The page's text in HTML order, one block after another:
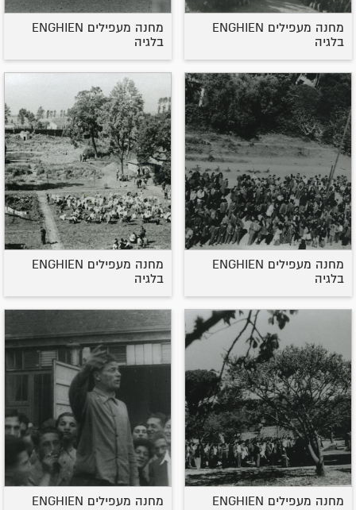
מחנה מעפילים ENGHIEN
בלגיה
מחנה מעפילים ENGHIEN
בלגיה
מחנה מעפילים ENGHIEN
בלגיה
מחנה מעפילים ENGHIEN
בלגיה
מחנה מעפילים ENGHIEN
מחנה מעפילים ENGHIEN